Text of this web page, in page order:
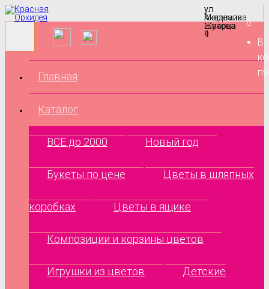
ул.
Маршала
Жукова
9
ул.
Академика
Шварца
4
0
В
Главная
Каталог
ВСЕ до 2000 Новый год
Букеты по цене Цветы в шляпных
коробках Цветы в ящике
Композиции и корзины цветов
Игрушки из цветов Детские